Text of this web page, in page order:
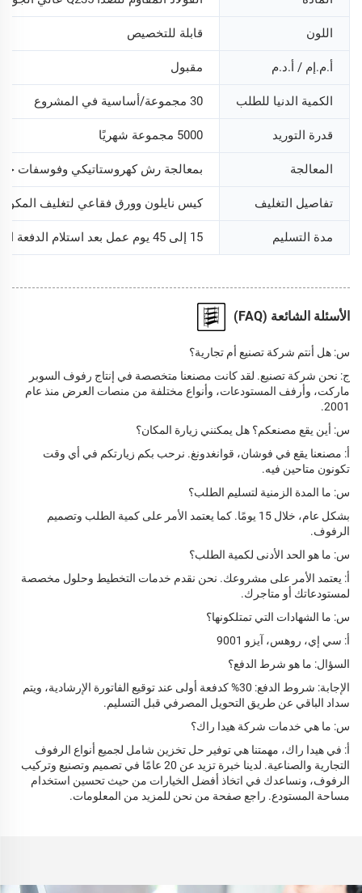
اللون قابلة للتخصيص
أ.م.إم / أ.د.م مقبول
الكمية الدنيا للطلب 30 مجموعة/أساسية في المشروع
قدرة التوريد 5000 مجموعة شهريًا
المعالجة بمعالجة رش كهروستاتيكي وفوسفات
تفاصيل التغليف كيس نايلون وورق فقاعي لتغليف المكون
مدة التسليم 15 إلى 45 يوم عمل بعد استلام الدفعة المقدمة
الأسئلة الشائعة (FAQ)
س: هل أنتم شركة تصنيع أم تجارية؟
ج: نحن شركة تصنيع. لقد كانت مصنعنا متخصصة في إنتاج رفوف السوبر
ماركت، وأرفف المستودعات، وأنواع مختلفة من منصات العرض منذ عام
2001.
س: أين يقع مصنعكم؟ هل يمكنني زيارة المكان؟
أ: مصنعنا يقع في فوشان، قوانغدونغ. نرحب بكم زيارتكم في أي وقت
تكونون متاحين فيه.
س: ما المدة الزمنية لتسليم الطلب؟
بشكل عام، خلال 15 يومًا. كما يعتمد الأمر على كمية الطلب وتصميم
الرفوف.
س: ما هو الحد الأدنى لكمية الطلب؟
أ: يعتمد الأمر على مشروعك. نحن نقدم خدمات التخطيط وحلول مخصصة
لمستودعاتك أو متاجرك.
س: ما الشهادات التي تمتلكونها؟
أ: سي إي، روهس، آيزو 9001
السؤال: ما هو شرط الدفع؟
الإجابة: شروط الدفع: 30% كدفعة أولى عند توقيع الفاتورة الإرشادية، ويتم
سداد الباقي عن طريق التحويل المصرفي قبل التسليم.
س: ما هي خدمات شركة هيدا راك؟
أ: في هيدا راك، مهمتنا هي توفير حل تخزين شامل لجميع أنواع الرفوف
التجارية والصناعية. لدينا خبرة تزيد عن 20 عامًا في تصميم وتصنيع وتركيب
الرفوف، ونساعدك في اتخاذ أفضل الخيارات من حيث تحسين استخدام
مساحة المستودع. راجع صفحة من نحن للمزيد من المعلومات.